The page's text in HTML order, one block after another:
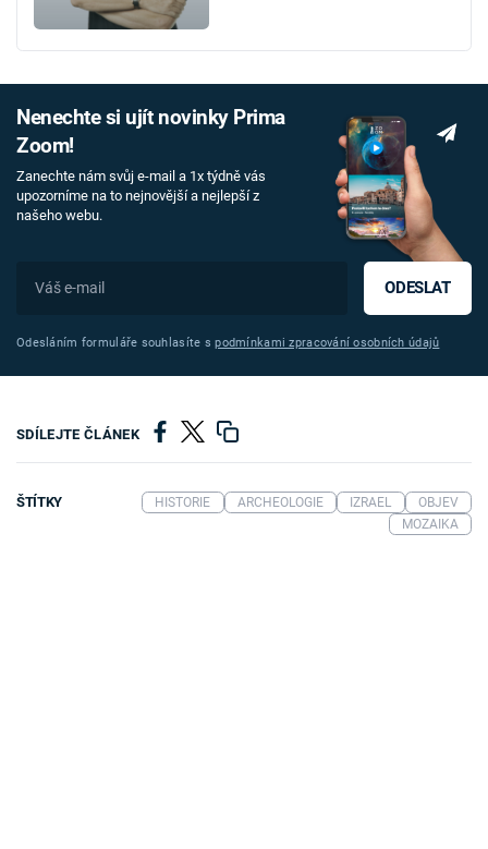
Nenechte si ujít novinky Prima
Zoom!
Zanechte nám svůj e-mail a 1x týdně vás
upozorníme na to nejnovější a nejlepší z
našeho webu.
ODESLAT
Odesláním formuláře souhlasíte spodmínkami zpracování osobních údajů
SDÍLEJTE ČLÁNEK
ŠTÍTKY HISTORIE ARCHEOLOGIE IZRAEL
OBJEV
MOZAIKA